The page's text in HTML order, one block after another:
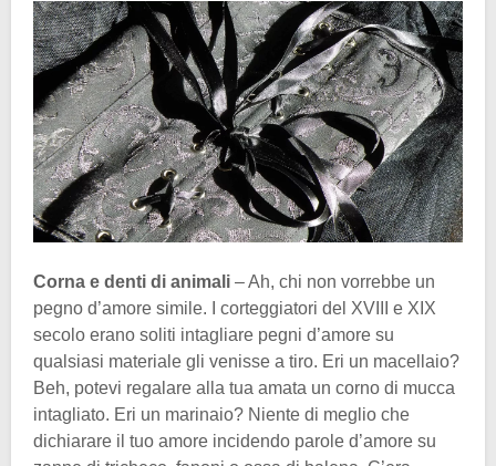
Corna e denti di animali – Ah, chi non vorrebbe un
pegno d’amore simile. I corteggiatori del XVIII e XIX
secolo erano soliti intagliare pegni d’amore su
qualsiasi materiale gli venisse a tiro. Eri un macellaio?
Beh, potevi regalare alla tua amata un corno di mucca
intagliato. Eri un marinaio? Niente di meglio che
dichiarare il tuo amore incidendo parole d’amore su